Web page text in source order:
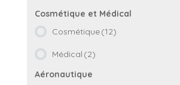
Cosmétique(12)
Médical (2)